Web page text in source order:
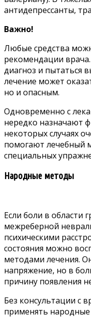
антидепрессанты,
Важно!
Любые средства
рекомендации
диагноз и пытаться
лечение может
но и опасным.
Одновременно с
нередко назначают
некоторых случаях
помогают лечебный
специальных
Народные методы
Если боли в области
межреберной
психическими
состояния можно
методами лечения.
напряжение, но в
причину появления
Без консультации с
применять